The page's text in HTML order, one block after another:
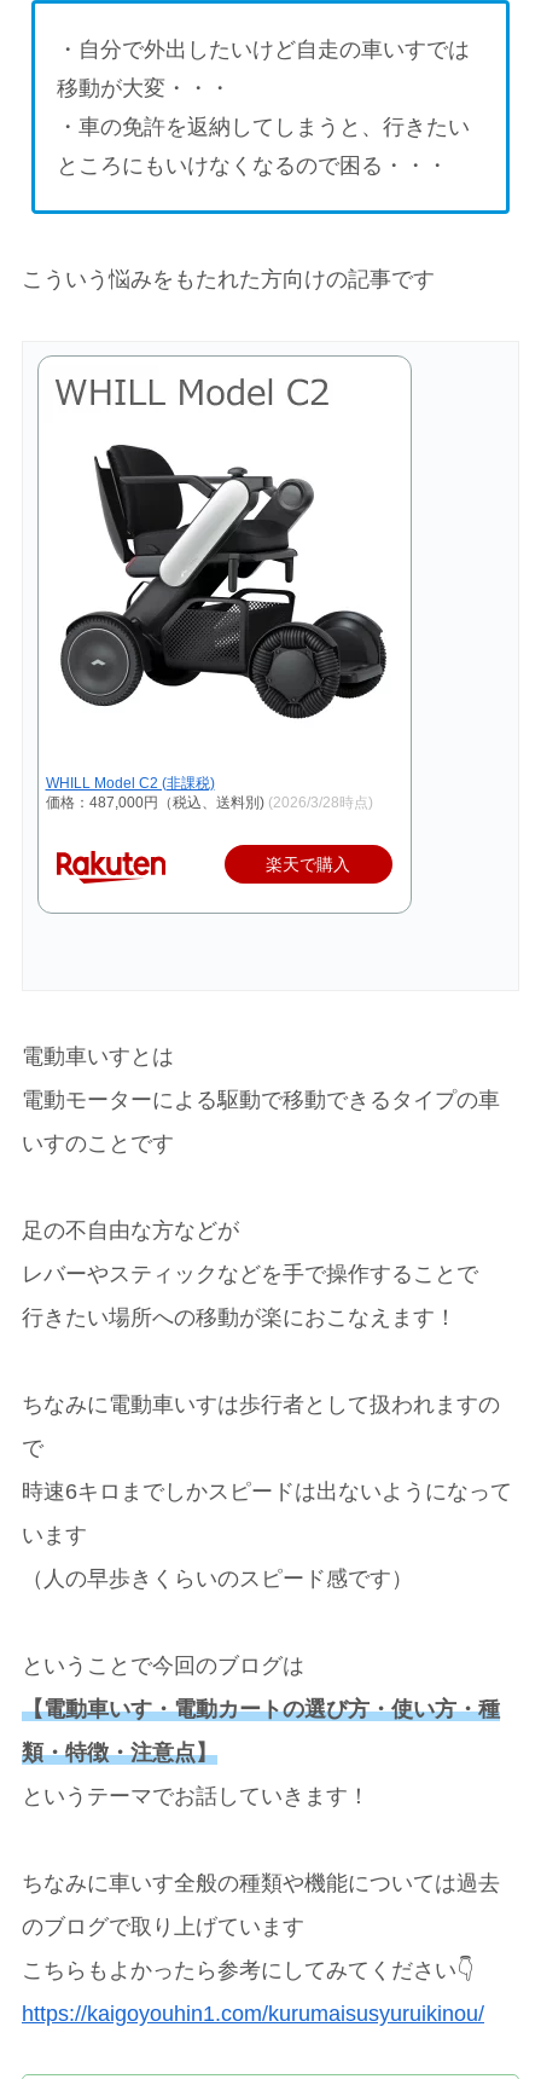
・自分で外出したいけど自走の車いすでは
移動が大変・・・
・車の免許を返納してしまうと、行きたい
ところにもいけなくなるので困る・・・
こういう悩みをもたれた方向けの記事です
WHILL Model C2 (非課税)
価格：487,000円（税込、送料別) (2026/3/28時点)
楽天で購入
電動車いすとは
電動モーターによる駆動で移動できるタイプの車
いすのことです
足の不自由な方などが
レバーやスティックなどを手で操作することで
行きたい場所への移動が楽におこなえます！
ちなみに電動車いすは歩行者として扱われますの
で
時速6キロまでしかスピードは出ないようになって
います
（人の早歩きくらいのスピード感です）
ということで今回のブログは
【電動車いす・電動カートの選び方・使い方・種
類・特徴・注意点】
というテーマでお話していきます！
ちなみに車いす全般の種類や機能については過去
のブログで取り上げています
こちらもよかったら参考にしてみてください👇
https://kaigoyouhin1.com/kurumaisusyuruikinou/